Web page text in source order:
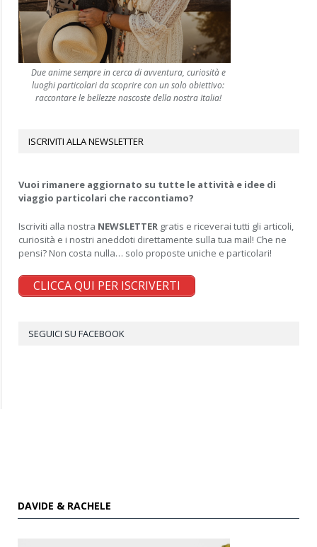
Due anime sempre in cerca di avventura, curiosità e
luoghi particolari da scoprire con un solo obiettivo:
raccontare le bellezze nascoste della nostra Italia!
ISCRIVITI ALLA NEWSLETTER
Vuoi rimanere aggiornato su tutte le attività e idee di
viaggio particolari che raccontiamo?
Iscriviti alla nostra NEWSLETTER gratis e riceverai tutti gli articoli,
curiosità e i nostri aneddoti direttamente sulla tua mail! Che ne
pensi? Non costa nulla… solo proposte uniche e particolari!
CLICCA QUI PER ISCRIVERTI
SEGUICI SU FACEBOOK
DAVIDE & RACHELE